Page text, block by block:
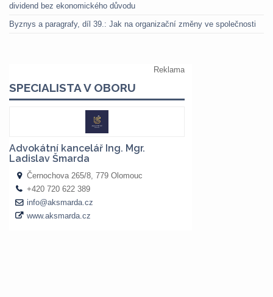
dividend bez ekonomického důvodu
Byznys a paragrafy, díl 39.: Jak na organizační změny ve společnosti